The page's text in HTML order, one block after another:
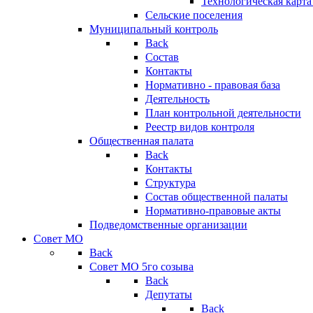
Сельские поселения
Муниципальный контроль
Back
Состав
Контакты
Нормативно - правовая база
Деятельность
План контрольной деятельности
Реестр видов контроля
Общественная палата
Back
Контакты
Структура
Состав общественной палаты
Нормативно-правовые акты
Подведомственные организации
Совет МО
Back
Совет МО 5го созыва
Back
Депутаты
Back